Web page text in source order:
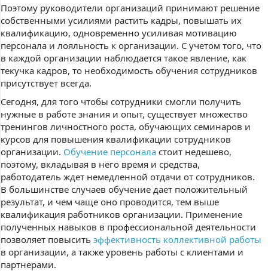
Поэтому руководители организаций принимают решение
собственными усилиями растить кадры, повышать их
квалификацию, одновременно усиливая мотивацию
персонала и лояльность к организации. С учетом того, что
в каждой организации наблюдается такое явление, как
текучка кадров, то необходимость обучения сотрудников
присутствует всегда.
Сегодня, для того чтобы сотрудники смогли получить
нужные в работе знания и опыт, существует множество
тренингов личностного роста, обучающих семинаров и
курсов для повышения квалификации сотрудников
организации. Обучение персонала стоит недешево,
поэтому, вкладывая в него время и средства,
работодатель ждет немедленной отдачи от сотрудников.
В большинстве случаев обучение дает положительный
результат, и чем чаще оно проводится, тем выше
квалификация работников организации. Применение
полученных навыков в профессиональной деятельности
позволяет повысить эффективность коллективной работы
в организации, а также уровень работы с клиентами и
партнерами.